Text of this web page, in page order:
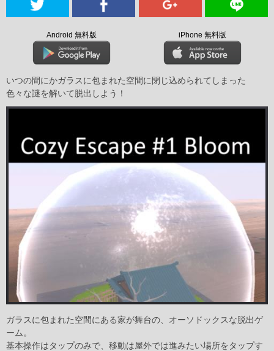
Android 無料版 iPhone 無料版
いつの間にかガラスに包まれた空間に閉じ込められてしまった
色々な謎を解いて脱出しよう！
ガラスに包まれた空間にある家が舞台の、オーソドックスな脱出ゲ
ーム。
基本操作はタップのみで、移動は屋外では進みたい場所をタップす